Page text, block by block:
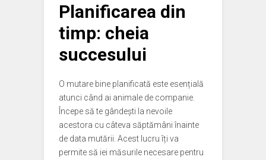
Planificarea din
timp: cheia
succesului
O mutare bine planificată este esențială
atunci când ai animale de companie.
Începe să te gândești la nevoile
acestora cu câteva săptămâni înainte
de data mutării. Acest lucru îți va
permite să iei măsurile necesare pentru